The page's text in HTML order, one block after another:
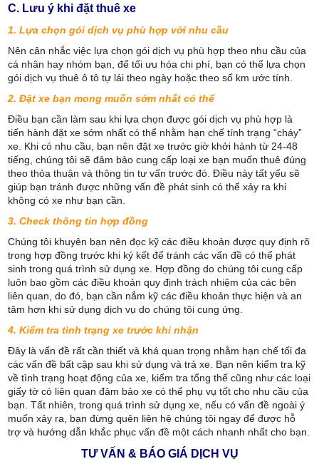
C. Lưu ý khi đặt thuê xe
1. Lựa chọn gói dịch vụ phù hợp với nhu cầu
Nên cân nhắc việc lựa chọn gói dịch vụ phù hợp theo nhu cầu của
cá nhân hay nhóm bạn, để tối ưu hóa chi phí, bạn có thể lựa chọn
gói dịch vụ thuê ô tô tự lái theo ngày hoặc theo số km ước tính.
2. Đặt xe bạn mong muốn sớm nhất có thể
Điều bạn cần làm sau khi lựa chọn được gói dịch vụ phù hợp là
tiến hành đặt xe sớm nhất có thể nhằm hạn chế tính trạng “cháy”
xe. Khi có nhu cầu, bạn nên đặt xe trước giờ khởi hành từ 24-48
tiếng, chúng tôi sẽ đảm bảo cung cấp loại xe bạn muốn thuê đúng
theo thỏa thuận và thông tin tư vấn trước đó. Điều này tất yếu sẽ
giúp bạn tránh được những vấn đề phát sinh có thể xảy ra khi
không có xe như bạn cần.
3. Check thông tin hợp đồng
Chúng tôi khuyên bạn nên đọc kỹ các điều khoản được quy định rõ
trong hợp đồng trước khi ký kết để tránh các vấn đề có thể phát
sinh trong quá trình sử dụng xe. Hợp đồng do chúng tôi cung cấp
luôn bao gồm các điều khoản quy định trách nhiệm của các bên
liên quan, do đó, bạn cần nắm kỹ các điều khoản thực hiện và an
tâm hơn khi sử dụng dịch vụ do chúng tôi cung ứng.
4. Kiểm tra tình trạng xe trước khi nhận
Đây là vấn đề rất cần thiết và khá quan trọng nhằm hạn chế tối đa
các vấn đề bất cập sau khi sử dụng và trả xe. Bạn nên kiểm tra kỹ
về tình trạng hoạt động của xe, kiểm tra tổng thế cũng như các loại
giấy tờ có liên quan đảm bảo xe có thể phụ vụ tốt cho nhu cầu của
bạn. Tất nhiên, trong quá trình sử dụng xe, nếu có vấn đề ngoài ý
muốn xảy ra, bạn đừng quên liên hệ chúng tôi ngay để được hỗ
trợ và hướng dẫn khắc phục vấn đề một cách nhanh nhất cho bạn.
TƯ VẤN & BÁO GIÁ DỊCH VỤ